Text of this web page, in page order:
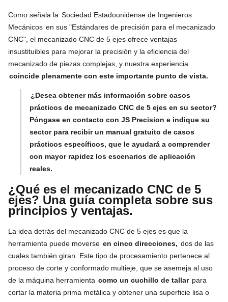
Como señala la Sociedad Estadounidense de Ingenieros
Mecánicos en sus "Estándares de precisión para el mecanizado
CNC", el mecanizado CNC de 5 ejes ofrece ventajas
insustituibles para mejorar la precisión y la eficiencia del
mecanizado de piezas complejas, y nuestra experiencia
coincide plenamente con este importante punto de vista.
¿Desea obtener más información sobre casos
prácticos de mecanizado CNC de 5 ejes en su sector?
Póngase en contacto con JS Precision e indique su
sector para recibir un manual gratuito de casos
prácticos específicos, que le ayudará a comprender
con mayor rapidez los escenarios de aplicación
reales.
¿Qué es el mecanizado CNC de 5
ejes? Una guía completa sobre sus
principios y ventajas.
La idea detrás del mecanizado CNC de 5 ejes es que la
herramienta puede moverse en cinco direcciones, dos de las
cuales también giran. Este tipo de procesamiento pertenece al
proceso de corte y conformado multieje, que se asemeja al uso
de la máquina herramienta como un cuchillo de tallar para
cortar la materia prima metálica y obtener una superficie lisa o